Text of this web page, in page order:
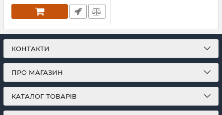
КОНТАКТИ
ПРО МАГАЗИН
КАТАЛОГ ТОВАРІВ